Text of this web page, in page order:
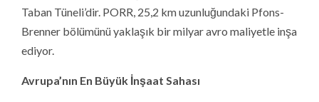
Taban Tüneli’dir. PORR, 25,2 km uzunluğundaki Pfons-
Brenner bölümünü yaklaşık bir milyar avro maliyetle inşa
ediyor.
Avrupa’nın En Büyük İnşaat Sahası